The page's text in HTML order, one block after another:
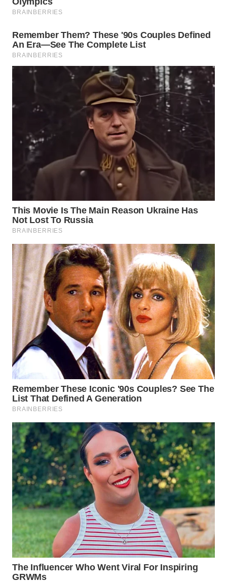
TAPANULI
UTARA
WN
SAMOSIR
WN
PADANG
LAWAS
WN
SUMEDANG
CIANJUR
WN
KEPULAUAN
SERIBU
WN
TANGERANG
WN
BINJAI
WN
CIREBON
INDRAMAYU
WN
KUNINGAN
WN
MAJALENGKA
WN
SUBANG
WN
SUKABUMI
WN
PURWAKARTA